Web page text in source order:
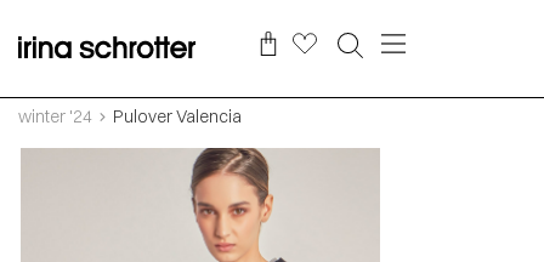
winter '24 Pulover Valencia